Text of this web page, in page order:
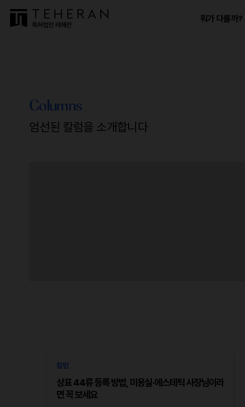
뭐가 다를까?
Columns
엄선된 칼럼을 소개합니다
칼럼
상표 44류 등록 방법, 미용실·에스테틱 사장님이라
면 꼭 보세요